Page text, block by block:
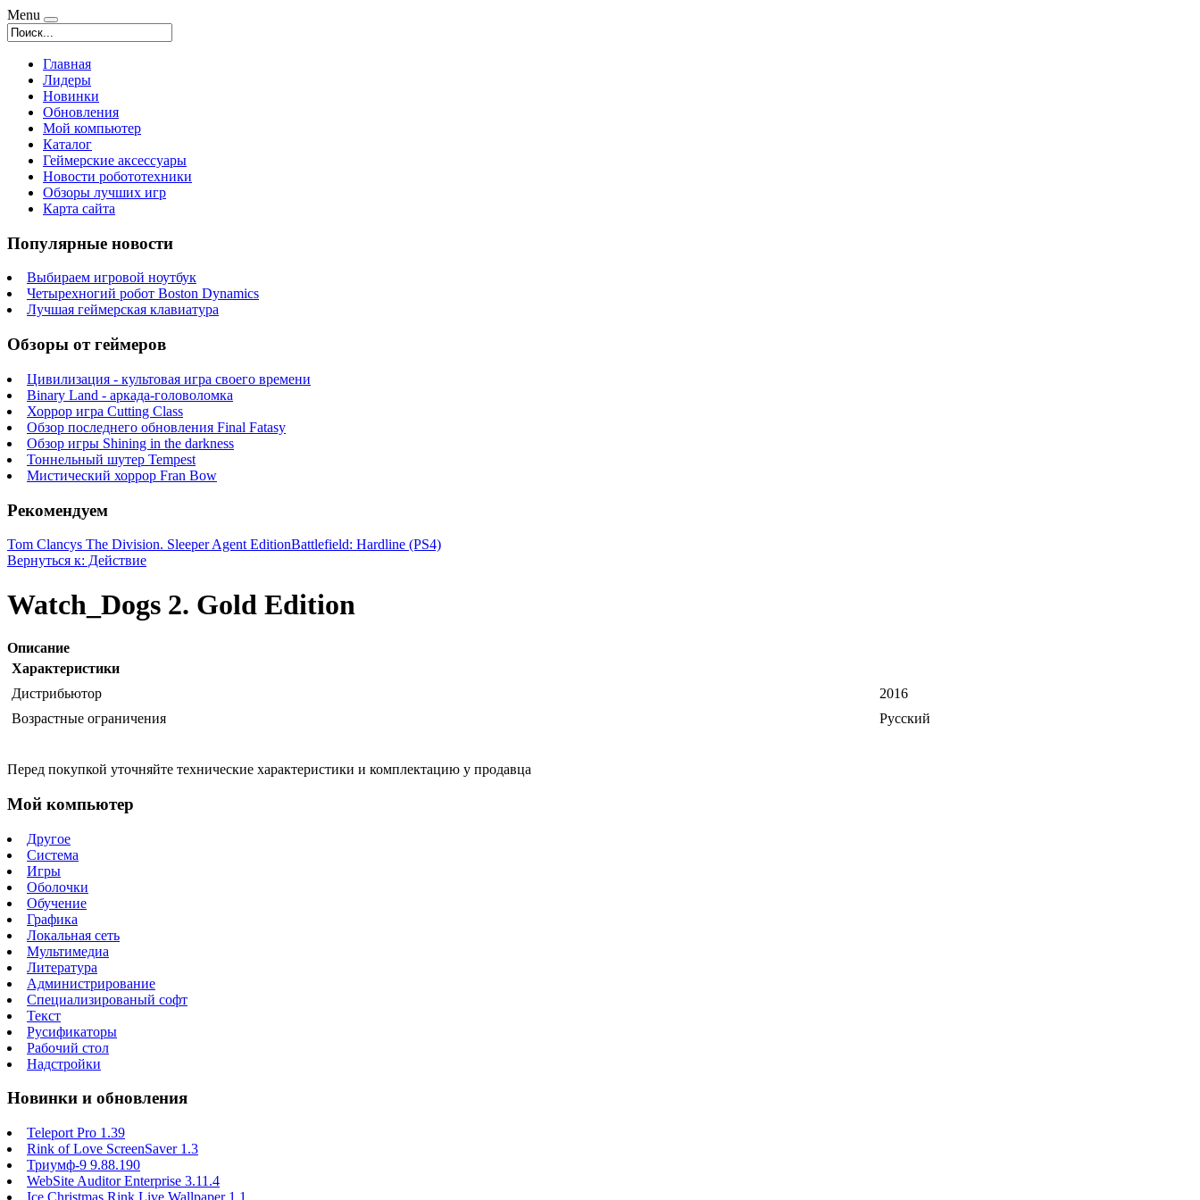
Menu
Главная
Лидеры
Новинки
Обновления
Мой компьютер
Каталог
Геймерские аксессуары
Новости робототехники
Обзоры лучших игр
Карта сайта
Популярные новости
Выбираем игровой ноутбук
Четырехногий робот Boston Dynamics
Лучшая геймерская клавиатура
Обзоры от геймеров
Цивилизация - культовая игра своего времени
Binary Land - аркада-головоломка
Хоррор игра Cutting Class
Обзор последнего обновления Final Fatasy
Обзор игры Shining in the darkness
Тоннельный шутер Tempest
Мистический хоррор Fran Bow
Рекомендуем
Tom Clancys The Division. Sleeper Agent EditionBattlefield: Hardline (PS4)
Вернуться к: Действие
Watch_Dogs 2. Gold Edition
Описание
Характеристики
Дистрибьютор
2016
Возрастные ограничения
Русский
Перед покупкой уточняйте технические характеристики и комплектацию у продавца
Мой компьютер
Другое
Система
Игры
Оболочки
Обучение
Графика
Локальная сеть
Мультимедиа
Литература
Администрирование
Специализированый софт
Текст
Русификаторы
Рабочий стол
Надстройки
Новинки и обновления
Teleport Pro 1.39
Rink of Love ScreenSaver 1.3
Триумф-9 9.88.190
WebSite Auditor Enterprise 3.11.4
Ice Christmas Rink Live Wallpaper 1.1